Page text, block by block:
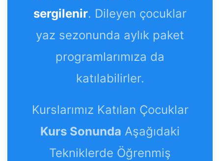
sergilenir. Dileyen çocuklar
yaz sezonunda aylık paket
programlarımıza da
katılabilirler.
Kurslarımız Katılan Çocuklar
Kurs Sonunda Aşağıdaki
Tekniklerde Öğrenmiş